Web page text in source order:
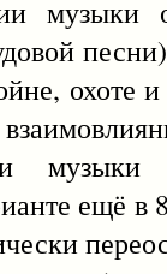
музыки
охоте
музыки
ещё